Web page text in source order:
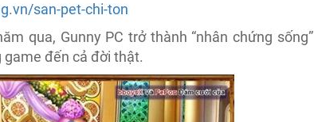
san-pet-chi-ton
qua, Gunny PC trở thành “nhân chứng sống”
đến cả đời thật.